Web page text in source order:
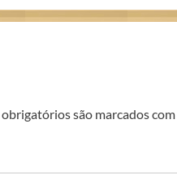
são marcados com